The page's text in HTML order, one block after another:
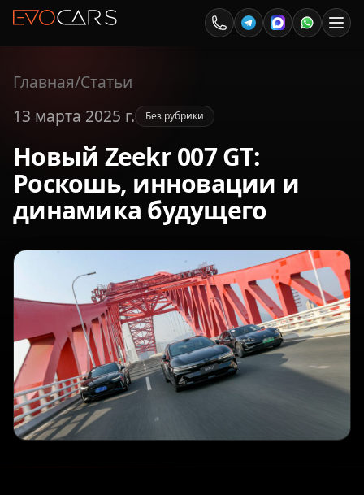
Главная/Статьи
13 марта 2025 г.
Без рубрики
Новый Zeekr 007 GT:
Роскошь, инновации и
динамика будущего